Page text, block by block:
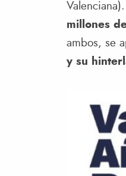
millones
ambos, se
y su